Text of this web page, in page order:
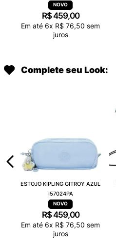
R$459,00
Em até 6x R$ 76,50 sem
juros
Complete seu Look:
ESTOJO KIPLING GITROY AZUL
I57024PA
R$459,00
Em até 6x R$ 76,50 sem
juros